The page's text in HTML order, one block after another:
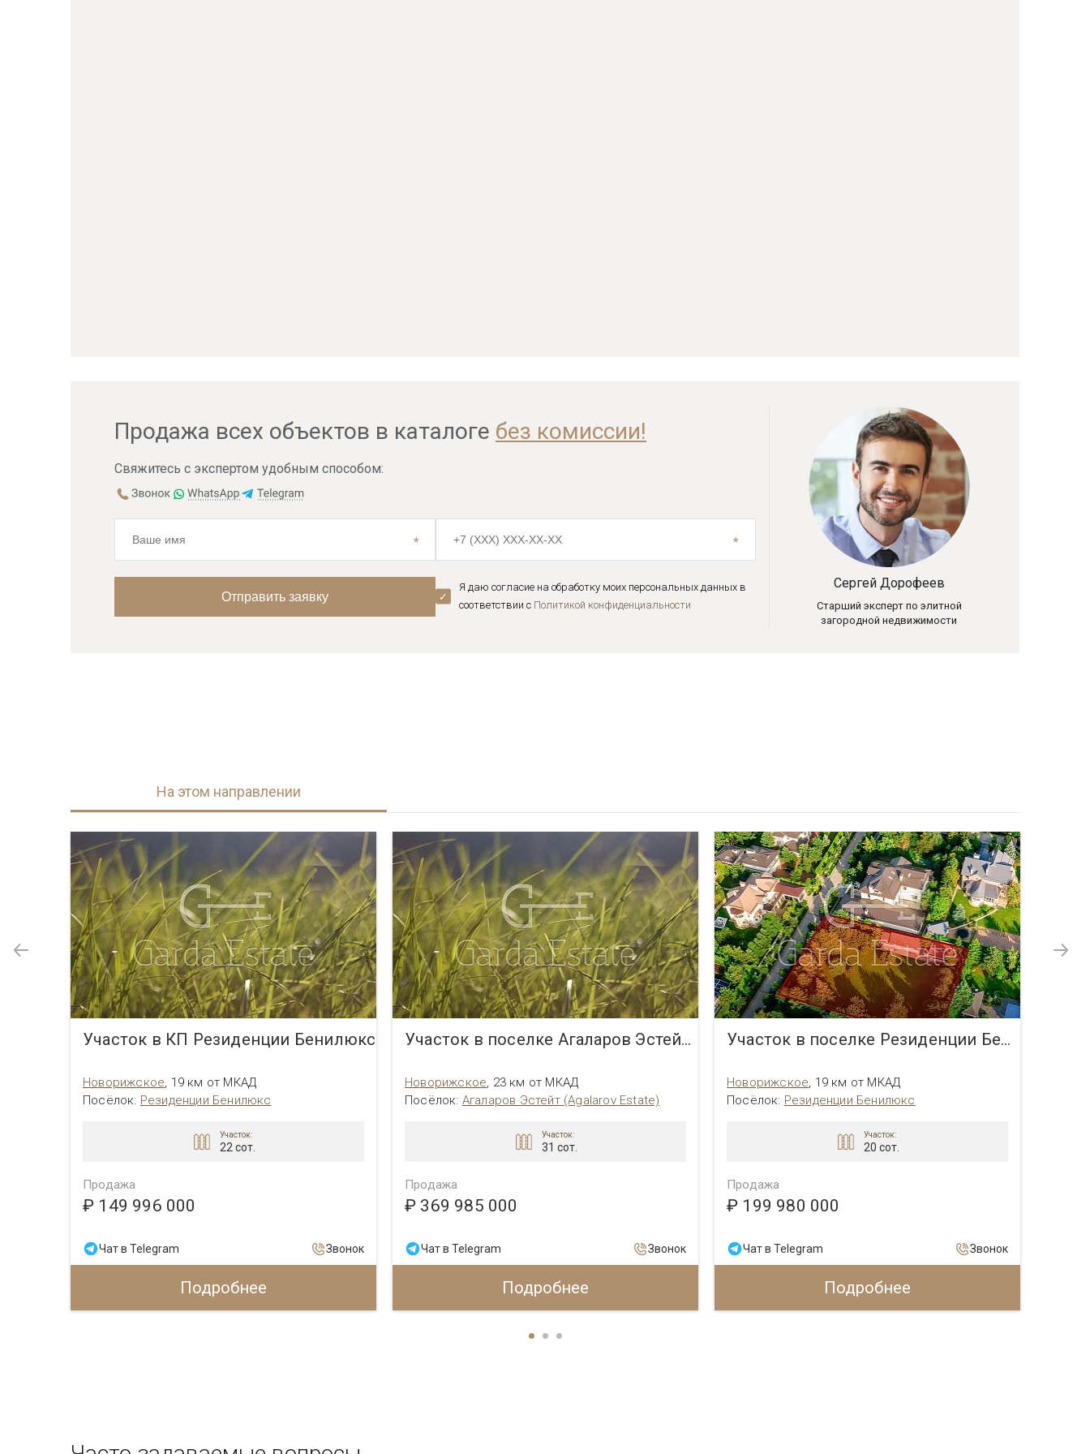
Продажа всех объектов в каталоге без комиссии!
Свяжитесь с экспертом удобным способом:
Я даю согласие на обработку моих персональных данных в
соответствии с Политикой конфиденциальноcти
Сергей Дорофеев
Старший эксперт по элитной
загородной недвижимости
На этом направлении
Участок в КП Резиденции Бенилюкс
Новорижское 19 км от МКАД
Посёлок: Резиденции Бенилюкс
Участок:
22 сот.
Продажа
₽ 149 996 000
Чат в Telegram Звонок
Подробнее
Участок в поселке Агаларов Эстейт (Agalarov Estate)
Новорижское 23 км от МКАД
Посёлок: Агаларов Эстейт (Agalarov Estate)
Участок:
31 сот.
Продажа
₽ 369 985 000
Чат в Telegram Звонок
Подробнее
Участок в поселке Резиденции Бенилюкс
Новорижское 19 км от МКАД
Посёлок: Резиденции Бенилюкс
Участок:
20 сот.
Продажа
₽ 199 980 000
Чат в Telegram Звонок
Подробнее